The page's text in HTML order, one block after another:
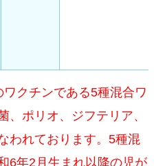
クチンである5種混合ワ
、ポリオ、ジフテリア、
われております。5種混
6年2月生まれ以降の児が